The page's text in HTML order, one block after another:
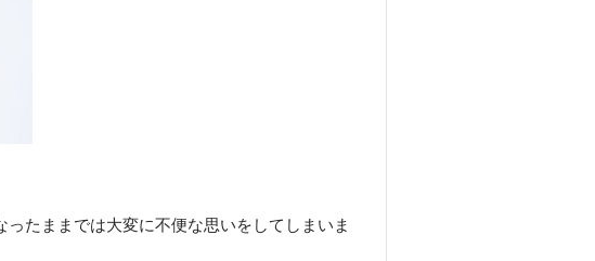
たままでは大変に不便な思いをしてしまいま